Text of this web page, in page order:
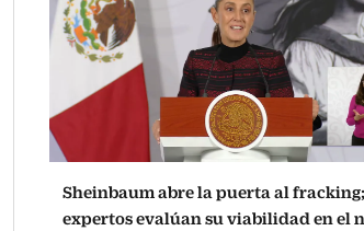
Sheinbaum abre la puerta al fracking;
expertos evalúan su viabilidad en el